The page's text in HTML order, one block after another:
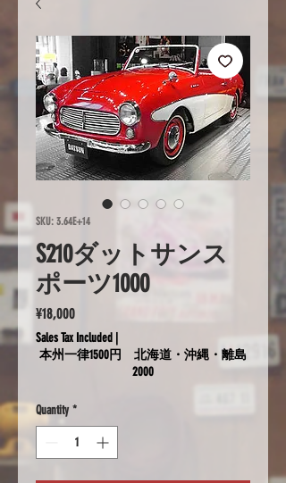
SKU: 3.64E+14
S210ダットサンス
ポーツ1000
¥18,000Price
Sales Tax Included
本州一律1500円 北海道・沖縄・離島
2000
Quantity *